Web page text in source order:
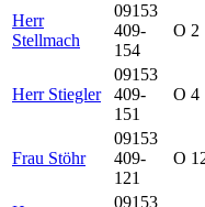
Herr
Stellmach
09153
409-
154
O 2
Herr Stiegler
09153
409-
151
O 4
Frau Stöhr
09153
409-
121
O
09153